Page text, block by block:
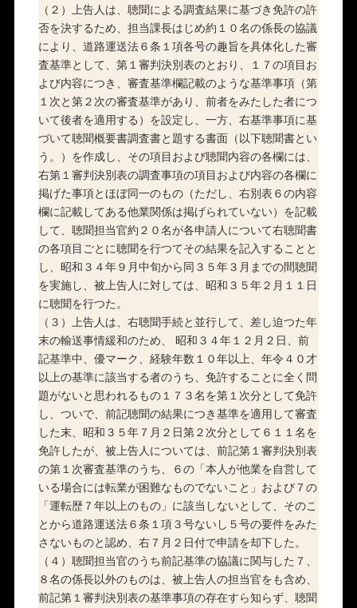
（２）上告人は、聴聞による調査結果に基づき免許の許
否を決するため、担当課長はじめ約１０名の係長の協議
により、道路運送法６条１項各号の趣旨を具体化した審
査基準として、第１審判決別表のとおり、１７の項目お
よび内容につき、審査基準欄記載のような基準事項（第
１次と第２次の審査基準があり、前者をみたした者につ
いて後者を適用する）を設定し、一方、右基準事項に基
づいて聴聞概要書調査書と題する書面（以下聴聞書とい
う。）を作成し、その項目および聴聞内容の各欄には、
右第１審判決別表の調査事項の項目および内容の各欄に
掲げた事項とほぼ同一のもの（ただし、右別表６の内容
欄に記載してある他業関係は掲げられていない）を記載
して、聴聞担当官約２０名が各申請人について右聴聞書
の各項目ごとに聴聞を行つてその結果を記入することと
し、昭和３４年９月中旬から同３５年３月までの間聴聞
を実施し、被上告人に対しては、昭和３５年２月１１日
に聴聞を行つた。
（３）上告人は、右聴聞手続と並行して、差し迫つた年
末の輸送事情緩和のため、 昭和３４年１２月２日、前
記基準中、優マーク、経験年数１０年以上、年令４０才
以上の基準に該当する者のうち、免許することに全く問
題がないと思われるもの１７３名を第１次分として免許
し、ついで、前記聴聞の結果につき基準を適用して審査
した末、昭和３５年７月２日第２次分として６１１名を
免許したが、被上告人については、前記第１審判決別表
の第１次審査基準のうち、６の「本人が他業を自営して
いる場合には転業が困難なものでないこと」および７の
「運転歴７年以上のもの」に該当しないとして、そのこ
とから道路運送法６条１項３号ないし５号の要件をみた
さないものと認め、右７月２日付で申請を却下した。
（４）聴聞担当官のうち前記基準の協議に関与した７、
８名の係長以外のものは、被上告人の担当官をも含め、
前記第１審判決別表の基準事項の存在すら知らず、聴聞